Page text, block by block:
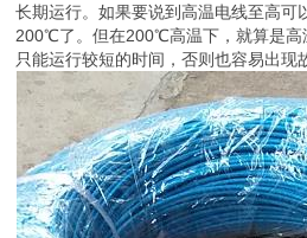
长期运行。如果要说到高温电线至高可
200℃了。但在200℃高温下，就算是高
只能运行较短的时间，否则也容易出现